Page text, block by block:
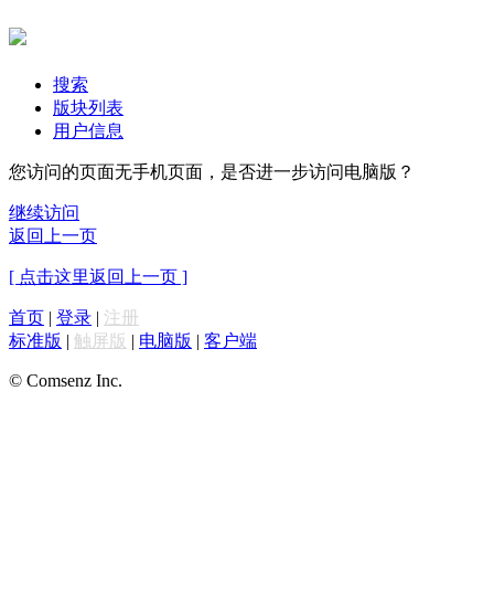
搜索
版块列表
用户信息
您访问的页面无手机页面，是否进一步访问电脑版？
继续访问
返回上一页
[ 点击这里返回上一页 ]
首页 | 登录 | 注册
标准版 | 触屏版 | 电脑版 | 客户端
© Comsenz Inc.